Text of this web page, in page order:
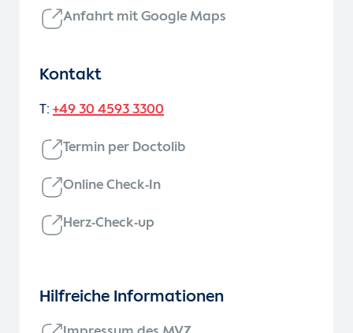
Anfahrt mit Google Maps
Kontakt
T: +49 30 4593 3300
Termin per Doctolib
Online Check-In
Herz-Check-up
Hilfreiche Informationen